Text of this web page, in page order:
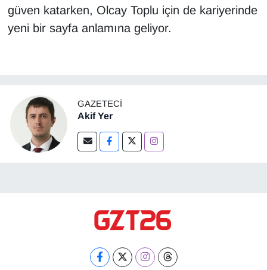
güven katarken, Olcay Toplu için de kariyerinde
yeni bir sayfa anlamına geliyor.
GAZETECI
Akif Yer